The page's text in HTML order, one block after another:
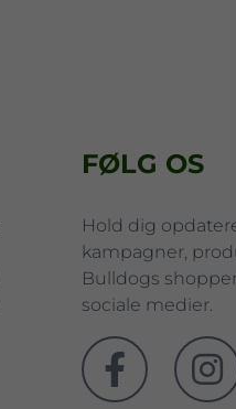
FØLG OS
Hold dig
kampagner,
Bulldogs
sociale medier.